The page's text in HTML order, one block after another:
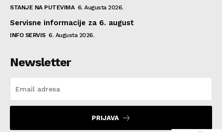
STANJE NA PUTEVIMA 6. Augusta 2026.
Servisne informacije za 6. august
INFO SERVIS 6. Augusta 2026.
Newsletter
PRIJAVA